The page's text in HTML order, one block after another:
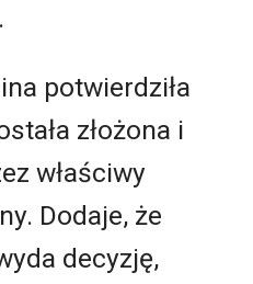
potwierdziła
złożona i
właściwy
Dodaje, że
decyzję,